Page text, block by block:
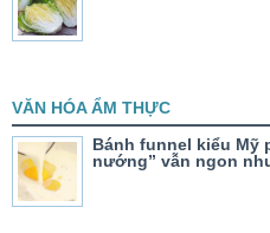
VĂN HÓA ẨM THỰC
Bánh funnel kiểu Mỹ
nướng” vẫn ngon